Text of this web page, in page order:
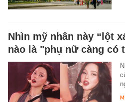
Nhìn mỹ nhân này “lột
nào là "phụ nữ càng có